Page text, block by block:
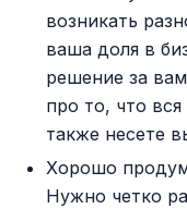
возникать
ваша доля в
решение за
про то, что
также несете
Хорошо
Нужно четко